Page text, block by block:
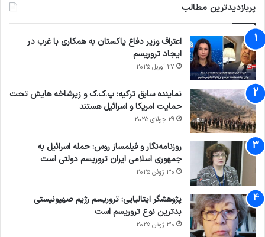
پربازدیدترین مطالب
اعتراف وزیر دفاع پاکستان به همکاری با غرب در
ایجاد تروریسم
27 آوریل 2025
نماینده سابق ترکیه: پ.ک.ک و زیرشاخه هایش تحت
حمایت امریکا و اسرائیل هستند
29 جولای 2025
روزنامه‌نگار و فیلمساز روس: حمله اسرائیل به
جمهوری اسلامی ایران تروریسم دولتی است
30 ژوئن 2025
پژوهشگر ایتالیایی: تروریسم رژیم صهیونیستی
بدترین نوع تروریسم است
30 ژوئن 2025